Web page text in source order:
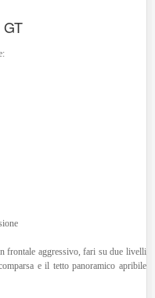
frontale aggressivo, fari su due livelli
e il tetto panoramico apribile